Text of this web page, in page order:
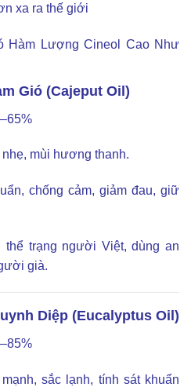
xa ra thế giới
Hàm Lượng Cineol Cao Như
Gió (Cajeput Oil)
mùi hương thanh.
chống cảm, giảm đau, giữ
trạng người Việt, dùng an
già.
Diệp (Eucalyptus Oil)
sắc lạnh, tính sát khuẩn